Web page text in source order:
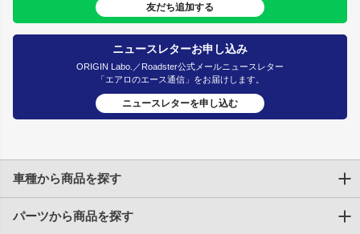
友だち追加する
ニュースレターお申し込み
ORIGIN Labo.／Roadster公式メールニュースレター
「エアロのエース通信」をお届けします。
ニュースレターを申し込む
車種から商品を探す
トヨタ
パーツから商品を探す